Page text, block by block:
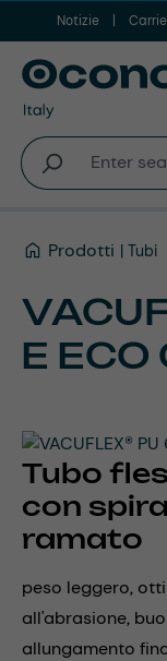
Vai al contenuto
Notizie
Prodotti Tubi
E ECO
Tubo
con
ramato
peso leggero,
all'abrasione,
allungamento